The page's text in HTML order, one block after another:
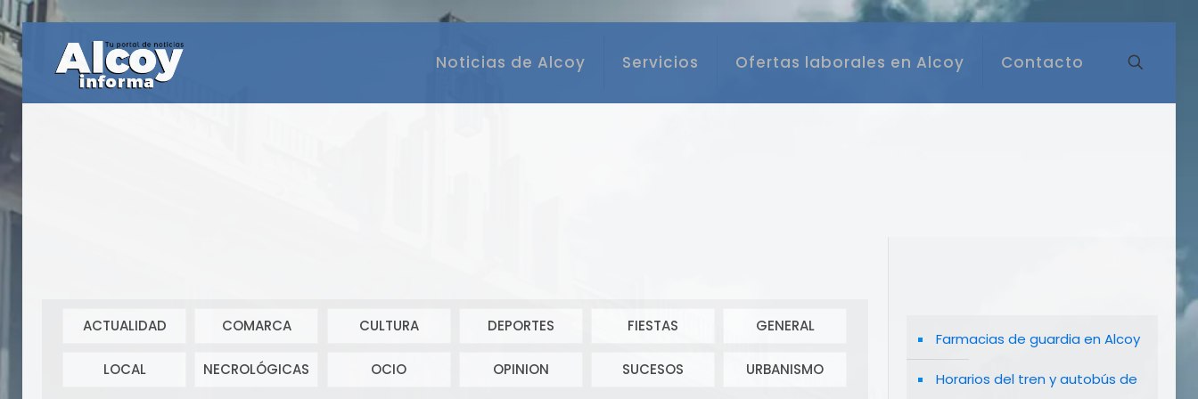
Noticias de Alcoy Servicios Ofertas laborales en Alcoy Contacto
ACTUALIDAD COMARCA CULTURA DEPORTES FIESTAS GENERAL
LOCAL NECROLÓGICAS OCIO OPINION SUCESOS URBANISMO
Farmacias de guardia en Alcoy
Horarios del tren y autobús de